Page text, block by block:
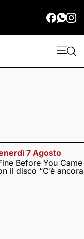
7 Agosto
Before You
il disco “C’è